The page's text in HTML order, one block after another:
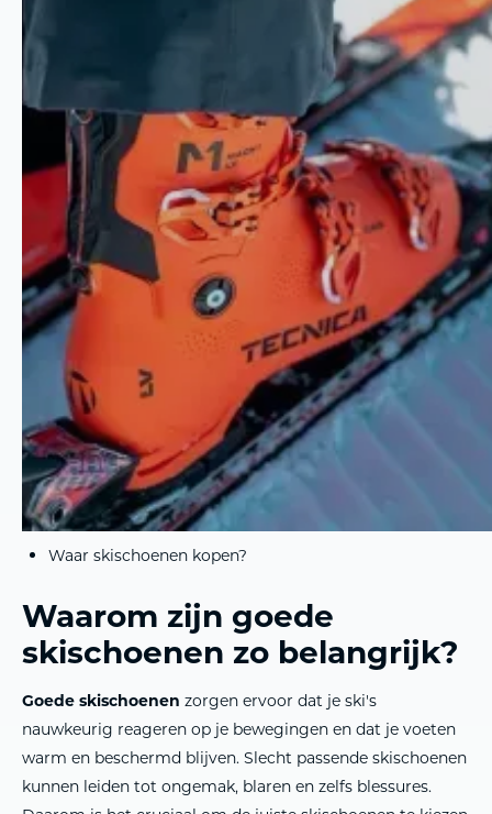
Skischoenen
zijn het belangrijkste onderdeel van je
wintersportuitrusting. Een goede pasvorm is essentieel
voor comfort, controle en veiligheid op de piste. Bij
Kienhuis Wintersport bieden we een geavanceerd
Bootfitting-proces aan, waarbij we gebruikmaken van een
3D-scan om de perfecte skischoenen voor jouw voeten te
vinden. In deze gids leggen we uit waar je op moet letten
bij het kiezen van de juiste skischoenen.
Inhoud
Waarom zijn goede skischoenen zo belangrijk?
Het proces van Bootfitting
Breedtematen en volumes
Flex en stijfheid van skischoenen
De juiste skischoenen voor jouw skistijl
Wanneer moet je skischoenen vervangen?
Waar skischoenen kopen?
Waarom zijn goede
skischoenen zo belangrijk?
Goede skischoenen zorgen ervoor dat je ski's
nauwkeurig reageren op je bewegingen en dat je voeten
warm en beschermd blijven. Slecht passende skischoenen
kunnen leiden tot ongemak, blaren en zelfs blessures.